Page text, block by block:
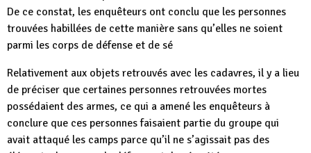
De ce constat, les enquêteurs ont conclu que les personnes
trouvées habillées de cette manière sans qu’elles ne soient
parmi les corps de défense et de sé
Relativement aux objets retrouvés avec les cadavres, il y a lieu
de préciser que certaines personnes retrouvées mortes
possédaient des armes, ce qui a amené les enquêteurs à
conclure que ces personnes faisaient partie du groupe qui
avait attaqué les camps parce qu’il ne s’agissait pas des